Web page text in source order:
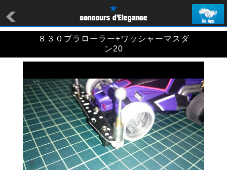
８３０プラローラー+ワッシャーマスダ
ン20